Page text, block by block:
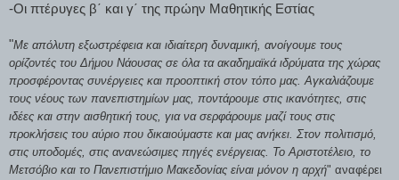
-Οι πτέρυγες β΄ και γ΄ της πρώην Μαθητικής Εστίας
"Με απόλυτη εξωστρέφεια και ιδιαίτερη δυναμική, ανοίγουμε τους
ορίζοντές του Δήμου Νάουσας σε όλα τα ακαδημαϊκά ιδρύματα της χώρας
προσφέροντας συνέργειες και προοπτική στον τόπο μας. Αγκαλιάζουμε
τους νέους των πανεπιστημίων μας, ποντάρουμε στις ικανότητες, στις
ιδέες και στην αισθητική τους, για να σερφάρουμε μαζί τους στις
προκλήσεις του αύριο που δικαιούμαστε και μας ανήκει. Στον πολιτισμό,
στις υποδομές, στις ανανεώσιμες πηγές ενέργειας. Το Αριστοτέλειο, το
Μετσόβιο και το Πανεπιστήμιο Μακεδονίας είναι μόνον η αρχή" αναφέρει